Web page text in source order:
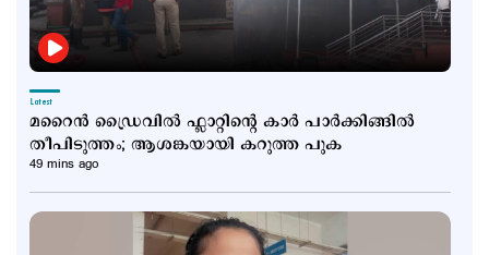
Latest
മറൈൻ ഡ്രൈവിൽ ഫ്ലാറ്റിന്റെ കാർ പാർക്കിങ്ങിൽ
തീപിടുത്തം; ആശങ്കയായി കറുത്ത പുക
49 mins ago